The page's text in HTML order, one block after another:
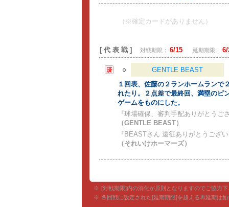
（※確定カードがありません）
[ 代 表 戦 ] 対戦期限： 6/15 延期期限： 6/
○
GENTLE BEAST
１回表、佐藤の２ランホームランで
れたり。２点差で最終回、満塁のピ
ゲームをものにした。
『球場確保、審判手配ありがとう
（GENTLE BEAST）
『BEASTさん 遠征ありがとうござ
（それいけホーマーズ）
※ [対戦期限]内の消化が原則となりますのでご協力
※ 各回戦に設定された[延期期限]を超える再延期は